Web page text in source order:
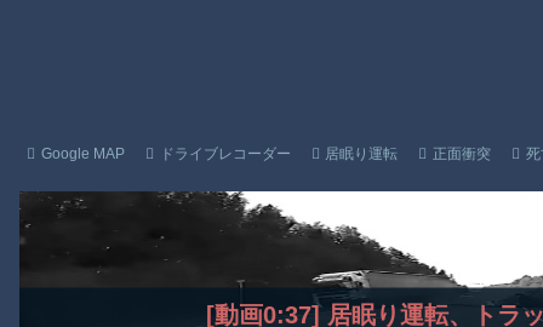
Google MAP ドライブレコーダー 居眠り運転 正面衝突
[動画0:37] 居眠り運転、トラ